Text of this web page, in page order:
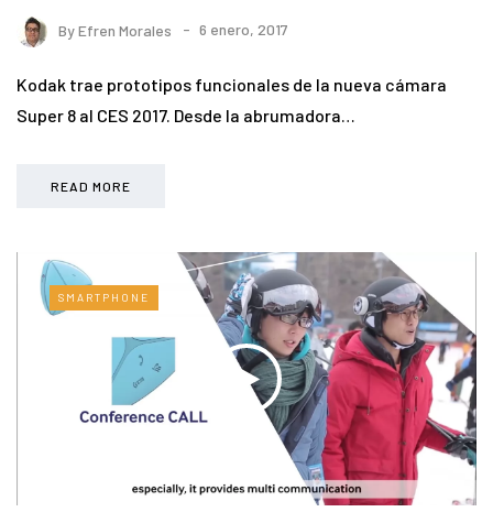
ByEfren Morales 6 enero, 2017
Kodak trae prototipos funcionales de la nueva cámara
Super 8 al CES 2017. Desde la abrumadora…
READ MORE
SMARTPHONE